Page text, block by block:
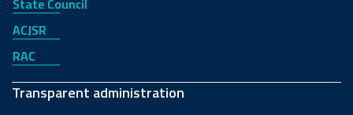
State Council
ACJSR
RAC
Transparent administration